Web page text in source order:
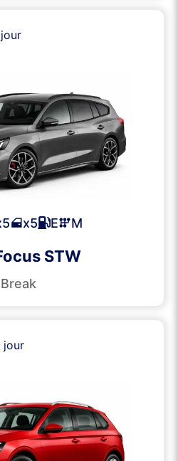
x5 E M
STW
Break
jour